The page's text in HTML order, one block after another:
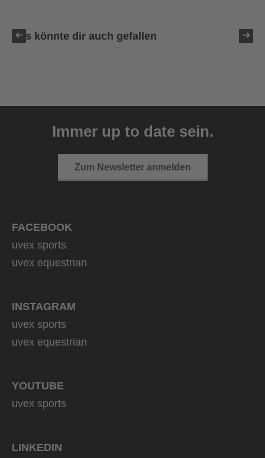
Das könnte dir auch gefallen
149,95 € UVPImmer up to date sein.
Zum Newsletter anmelden
FACEBOOK
uvex sports
uvex equestrian
INSTAGRAM
uvex sports
uvex equestrian
YOUTUBE
uvex sports
LINKEDIN